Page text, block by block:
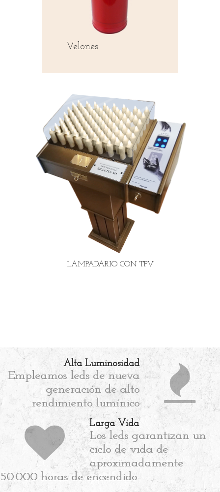
Velones
LAMPADARIO CON TPV
Alta Luminosidad
Empleamos leds de nueva
generación de alto
rendimiento lumínico
Larga Vida
Los leds garantizan un
ciclo de vida de
aproximadamente
50.000 horas de encendido